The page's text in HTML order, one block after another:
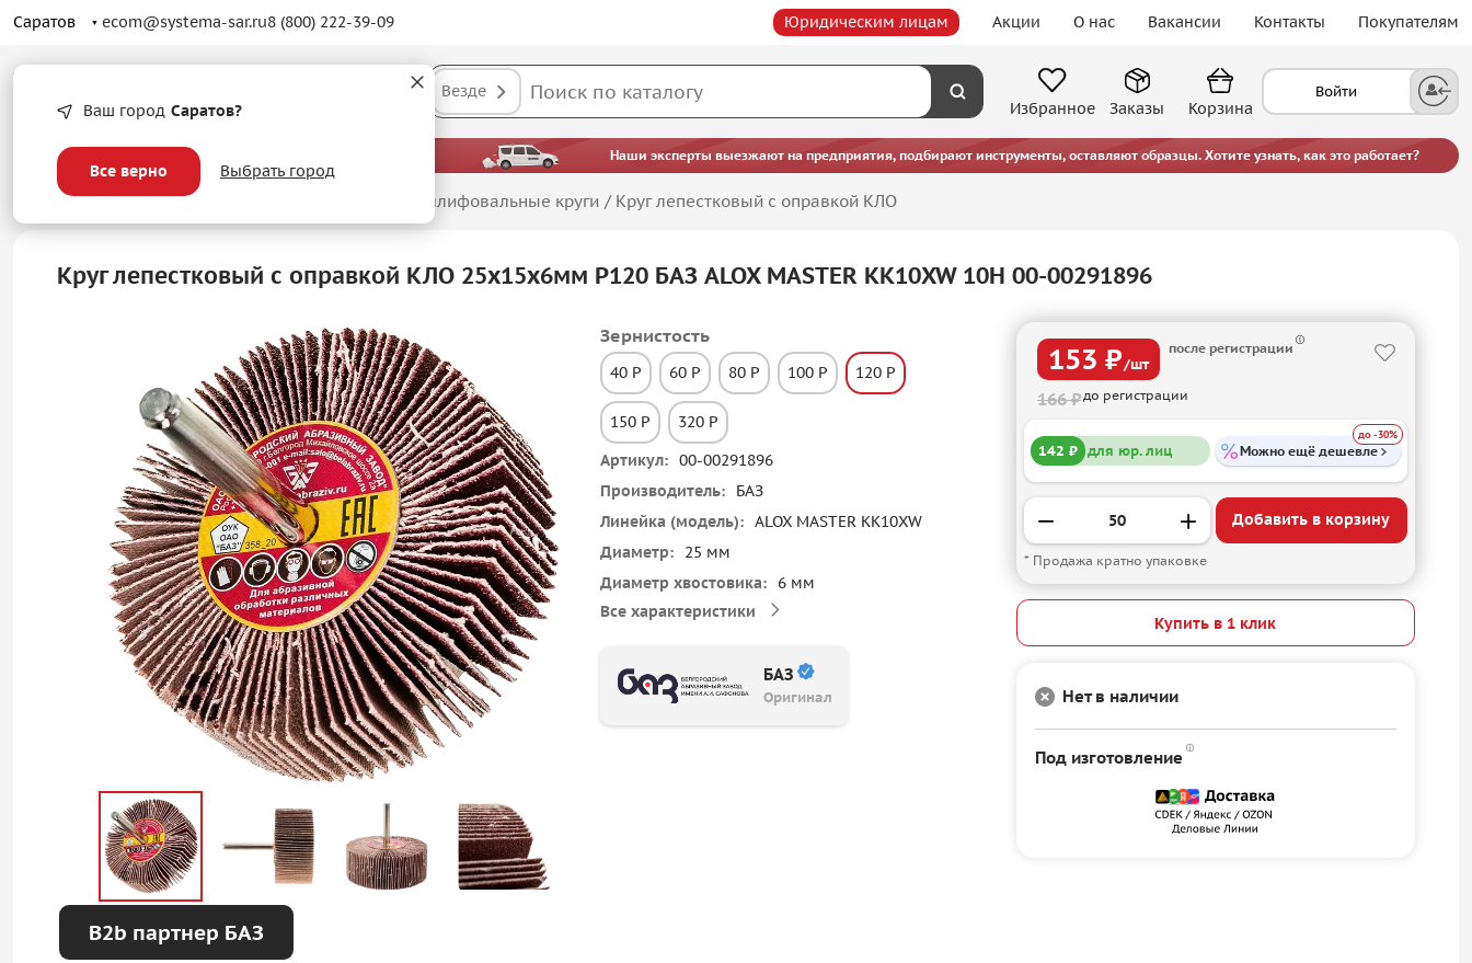
Саратов ecom@systema-sar.ru8 (800) 222-39-09 Юридическим лицам Акции О нас Вакансии Контакты Покупателям
Ваш город Саратов?
Все верно Выбрать город
Везде
Избранное
Войти
Заказы Корзина
— больше, чем просто оптовые цены. Наши эксперты выезжают на предприятия, подбирают инструменты, оставляют образцы. Хотите узнать, как это работает?
Главная /Абразивные материалы Лепестковые шлифовальные круги / Круг лепестковый с оправкой КЛО
Круг лепестковый с оправкой КЛО 25х15х6мм P120 БАЗ ALOX MASTER KK10XW 10H 00-00291896
B2b партнер БАЗ
Зернистость
40 P 60 P 80 P 100 P 120 P
150 P
320 P
Артикул
00-00291896
Производитель
БАЗ
Линейка (модель)
ALOX MASTER KK10XW
Диаметр
25 мм
Диаметр хвостовика
6 мм
Все характеристики
БАЗ
Оригинал
153 ₽/шт
после регистрации
166 ₽до регистрации
142 ₽ для юр. лиц Можно ещё дешевле
до -30%
Добавить в корзину
* Продажа кратно упаковке
Купить в 1 клик
Нет в наличии
Под изготовление